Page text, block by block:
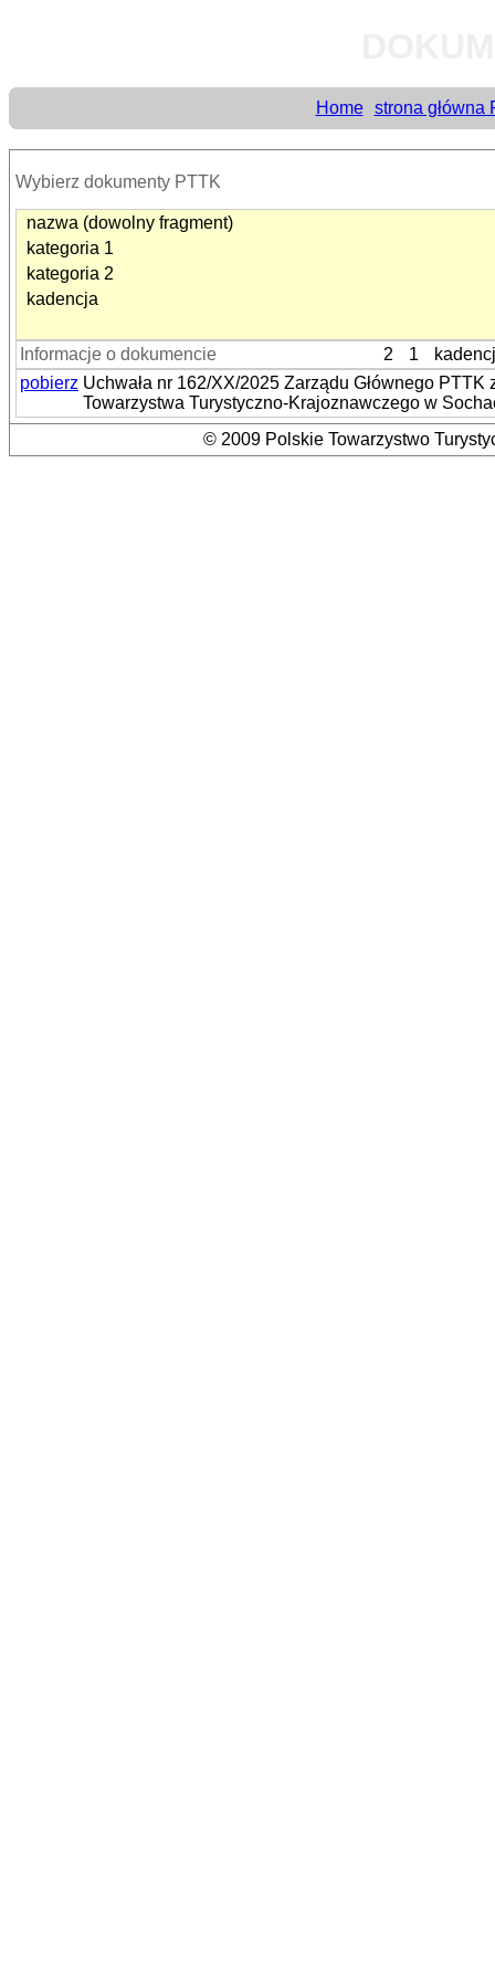
Home strona główna
Wybierz dokumenty PTTK
nazwa (dowolny fragment)
kategoria 1
kategoria 2
kadencja
Informacje o dokumencie 2 1
pobierz Uchwała nr 162/XX/2025 Zarządu Głównego
Towarzystwa Turystyczno-Krajoznawczego w
© 2009 Polskie Towarzystwo